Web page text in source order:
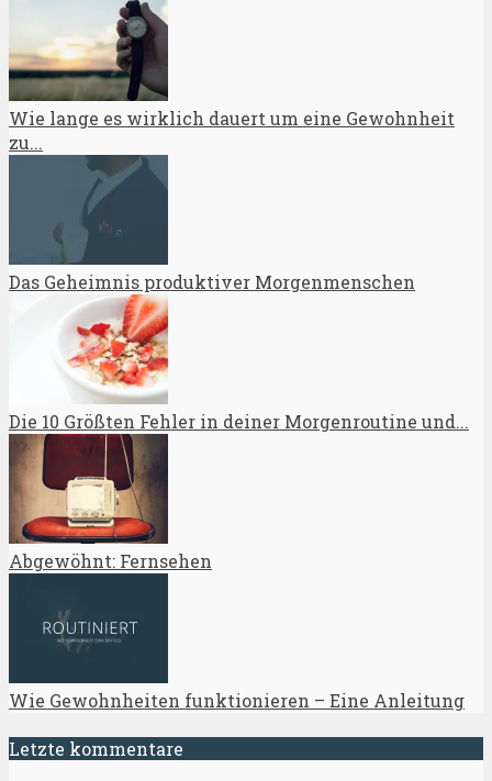
Wie lange es wirklich dauert um eine Gewohnheit
zu...
Das Geheimnis produktiver Morgenmenschen
Die 10 Größten Fehler in deiner Morgenroutine und...
Abgewöhnt: Fernsehen
Wie Gewohnheiten funktionieren – Eine Anleitung
Letzte kommentare